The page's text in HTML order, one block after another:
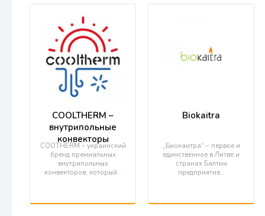
COOLTHERM –
внутрипольные
конвекторы
COOTHERM – украинский
бренд премиальных
внутрипольных
конвекторов, который…
Biokaitra
„Биокаитра“ – первое и
единственное в Литве и
странах Балтии
предприятие…